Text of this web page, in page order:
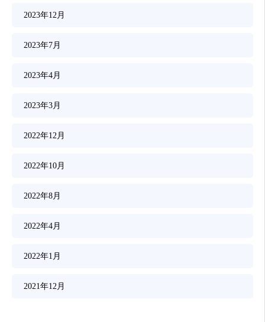
2023年12月
2023年7月
2023年4月
2023年3月
2022年12月
2022年10月
2022年8月
2022年4月
2022年1月
2021年12月